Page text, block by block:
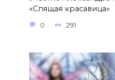
«Спящая красавица»
0 291